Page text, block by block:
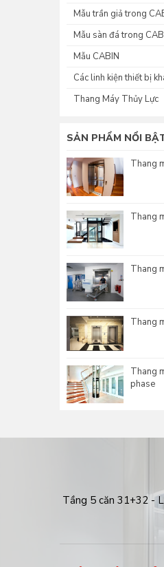
Mẫu trần giả trong
Mẫu sàn đá trong
Mẫu CABIN
Các linh kiện thiết bị
Thang Máy Thủy Lực
SẢN PHẨM NỔI
Thang
Thang
Thang
Thang
Thang
phase
Tầng 5 căn 31+32 -